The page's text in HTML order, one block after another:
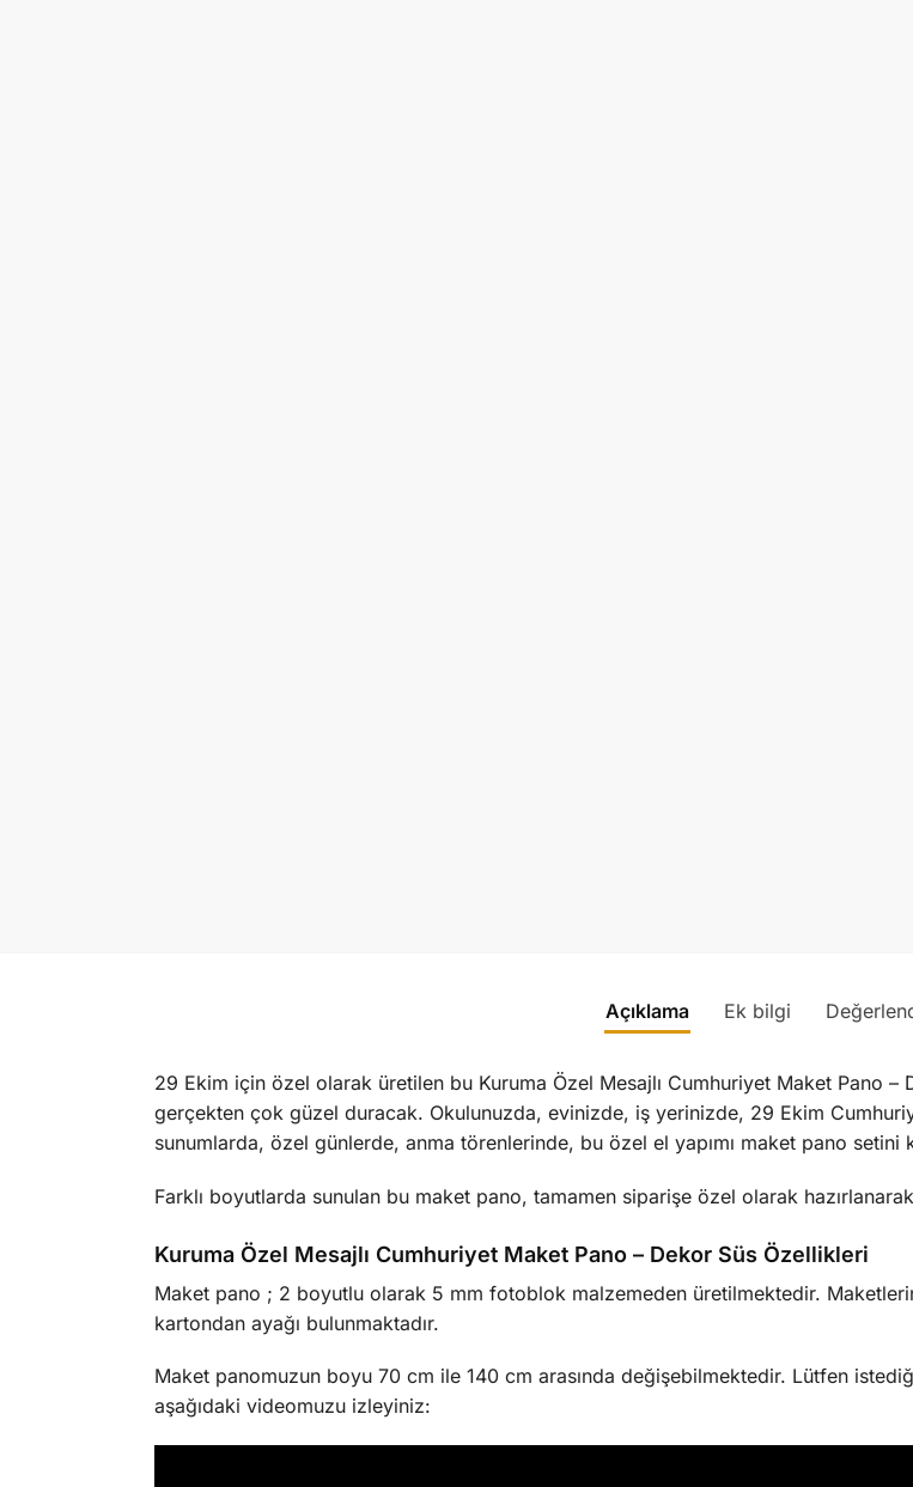
Açıklama Ek bilgi
29 Ekim için özel olarak üretilen bu Kuruma Özel Mesajlı Cumhuriyet Maket Pano
gerçekten çok güzel duracak. Okulunuzda, evinizde, iş yerinizde, 29 Ekim
sunumlarda, özel günlerde, anma törenlerinde, bu özel el yapımı maket pano setini
Farklı boyutlarda sunulan bu maket pano, tamamen siparişe özel olarak
Kuruma Özel Mesajlı Cumhuriyet Maket Pano – Dekor Süs Özellikleri
Maket pano ; 2 boyutlu olarak 5 mm fotoblok malzemeden üretilmektedir.
kartondan ayağı bulunmaktadır.
Maket panomuzun boyu 70 cm ile 140 cm arasında değişebilmektedir. Lütfen
aşağıdaki videomuzu izleyiniz: